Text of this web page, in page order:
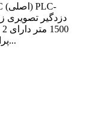
پران و امکانات کامل دزدگیرهای تصویری قابلیت...